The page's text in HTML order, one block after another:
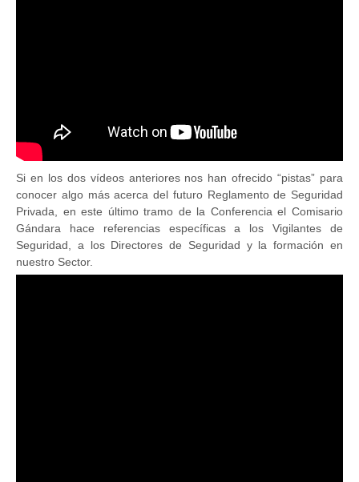
Si en los dos vídeos anteriores nos han ofrecido “pistas” para
conocer algo más acerca del futuro Reglamento de Seguridad
Privada, en este último tramo de la Conferencia el Comisario
Gándara hace referencias específicas a los Vigilantes de
Seguridad, a los Directores de Seguridad y la formación en
nuestro Sector.